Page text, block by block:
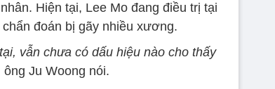
Hiện tại, Lee Mo đang điều trị tại
đoán bị gãy nhiều xương.
vẫn chưa có dấu hiệu nào cho thấy
ông Ju Woong nói.